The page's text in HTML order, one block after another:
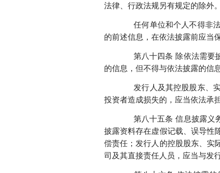
法律、行政法规另有规定的除外
任何单位和个人不得非法
的前述信息，在依法披露前应当
第八十四条 除依法需要披
的信息，但不得与依法披露的信
发行人及其控股股东、实
投资者造成损失的，应当依法承
第八十五条 信息披露义务
披露资料存在虚假记载、误导性
偿责任；发行人的控股股东、实
司及其直接责任人员，应当与发